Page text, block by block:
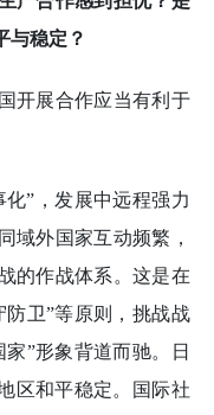
与稳定？
开展合作应当有利于
”，发展中远程强力
域外国家互动频繁，
的作战体系。这是在
卫”等原则，挑战战
”形象背道而驰。日
区和平稳定。国际社